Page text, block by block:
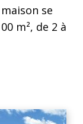
se
m², de 2 à